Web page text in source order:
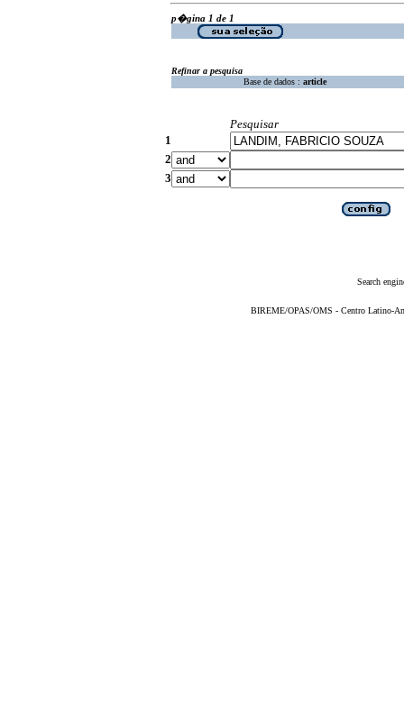
p�gina 1 de 1
Refinar a pesquisa
Base de dados : article
Pesquisar
1
2
3
Search
BIREME/OPAS/OMS - Centro Latino-